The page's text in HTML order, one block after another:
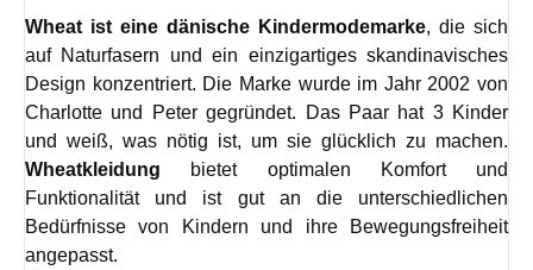
Wheat ist eine dänische Kindermodemarke, die sich
auf Naturfasern und ein einzigartiges skandinavisches
Design konzentriert. Die Marke wurde im Jahr 2002 von
Charlotte und Peter gegründet. Das Paar hat 3 Kinder
und weiß, was nötig ist, um sie glücklich zu machen.
Wheatkleidung bietet optimalen Komfort und
Funktionalität und ist gut an die unterschiedlichen
Bedürfnisse von Kindern und ihre Bewegungsfreiheit
angepasst.